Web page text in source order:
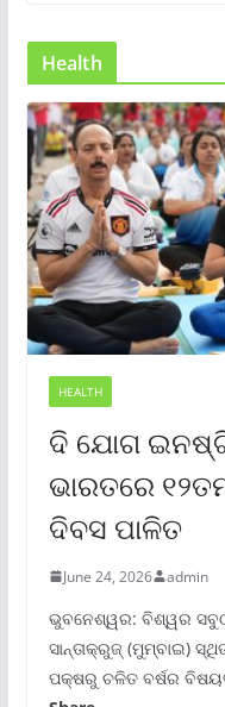
Health
HEALTH
ଦି ଯୋଗ
ଭାରତରେ
ଦିବସ ପାଳିତ
June 24, 2026 admin
ଭୁବନେଶ୍ୱର: ବିଶ୍ୱର
ସାନ୍ତାକ୍ରୁଜ୍ (ମୁମ୍ବାଇ)
ପକ୍ଷରୁ ଚଳିତ ବର୍ଷର